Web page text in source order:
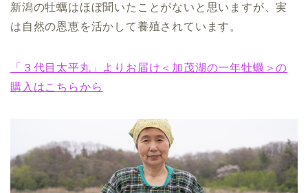
新潟の牡蠣はほぼ聞いたことがないと思いますが、実
は自然の恩恵を活かして養殖されています。
「３代目太平丸」よりお届け＜加茂湖の一年牡蠣＞の
購入はこちらから